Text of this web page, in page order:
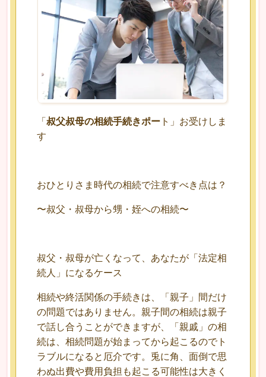
「 叔父叔母の相続手続きポー ト」お受けしま
す
おひとりさま時代の相続で注意すべき点は？
〜叔父・叔母から甥・姪への相続〜
叔父・叔母が亡くなって、あなたが「法定相
続人」になるケース
相続や終活関係の手続きは、「親子」間だけ
の問題ではありません。親子間の相続は親子
で話し合うことができますが、「親戚」の相
続は、相続問題が始まってから起こるのでト
ラブルになると厄介です。兎に角、面倒で思
わぬ出費や費用負担も起こる可能性は大きく